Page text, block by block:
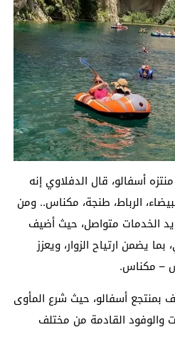
أسفالو، قال الدفلاوي إنه
الرباط، طنجة، مكناس.. ومن
الخدمات متواصل، حيث أضيف
يضمن ارتياح الزوار، ويعزز
– مكناس.
بمنتجع أسفالو، حيث شرع المأوى
والوفود القادمة من مختلف